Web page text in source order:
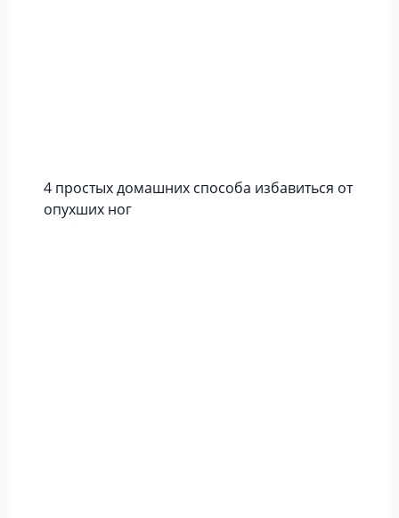
4 простых домашних способа избавиться от
опухших ног